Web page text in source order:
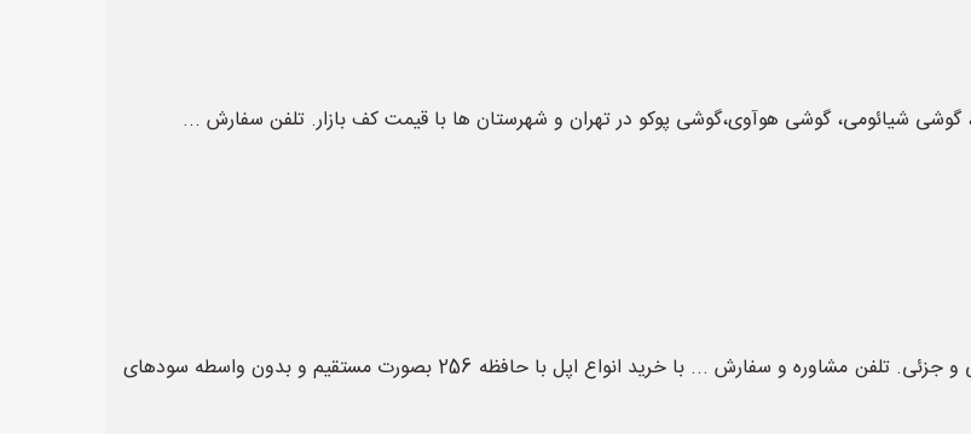
فروش اپل با حافظه 256 بصورت مستقیم و بدون واسطه بصورت ‌کلی و جزئی. تلفن مشاوره و سفارش ... با خرید انواع اپل با حافظه 256 بصورت مستقیم و بدون واسطه سودهای